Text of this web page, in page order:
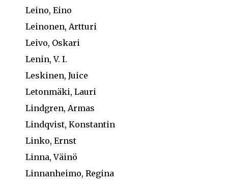
Leino, Eino
Leinonen, Artturi
Leivo, Oskari
Lenin, V. I.
Leskinen, Juice
Letonmäki, Lauri
Lindgren, Armas
Lindqvist, Konstantin
Linko, Ernst
Linna, Väinö
Linnanheimo, Regina